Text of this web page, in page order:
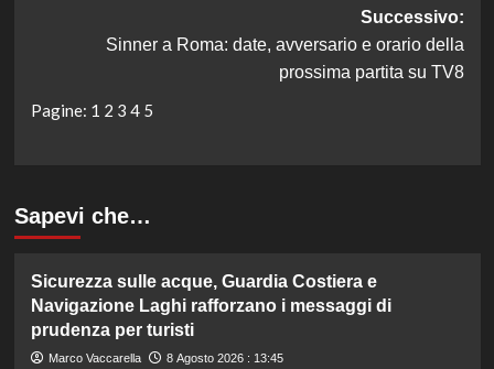
Successivo:
Sinner a Roma: date, avversario e orario della
prossima partita su TV8
Pagine: 1 2 3 4 5
Sapevi che…
Sicurezza sulle acque, Guardia Costiera e
Navigazione Laghi rafforzano i messaggi di
prudenza per turisti
Marco Vaccarella 8 Agosto 2026 : 13:45